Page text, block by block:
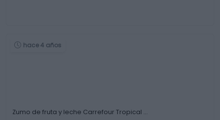
hace 4 años
Zumo de fruta y leche Carrefour Tropical …